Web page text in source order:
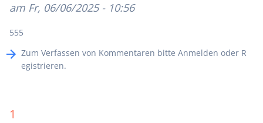
am Fr, 06/06/2025 - 10:56
555
Zum Verfassen von Kommentaren bitte Anmelden oder R
egistrieren.
1